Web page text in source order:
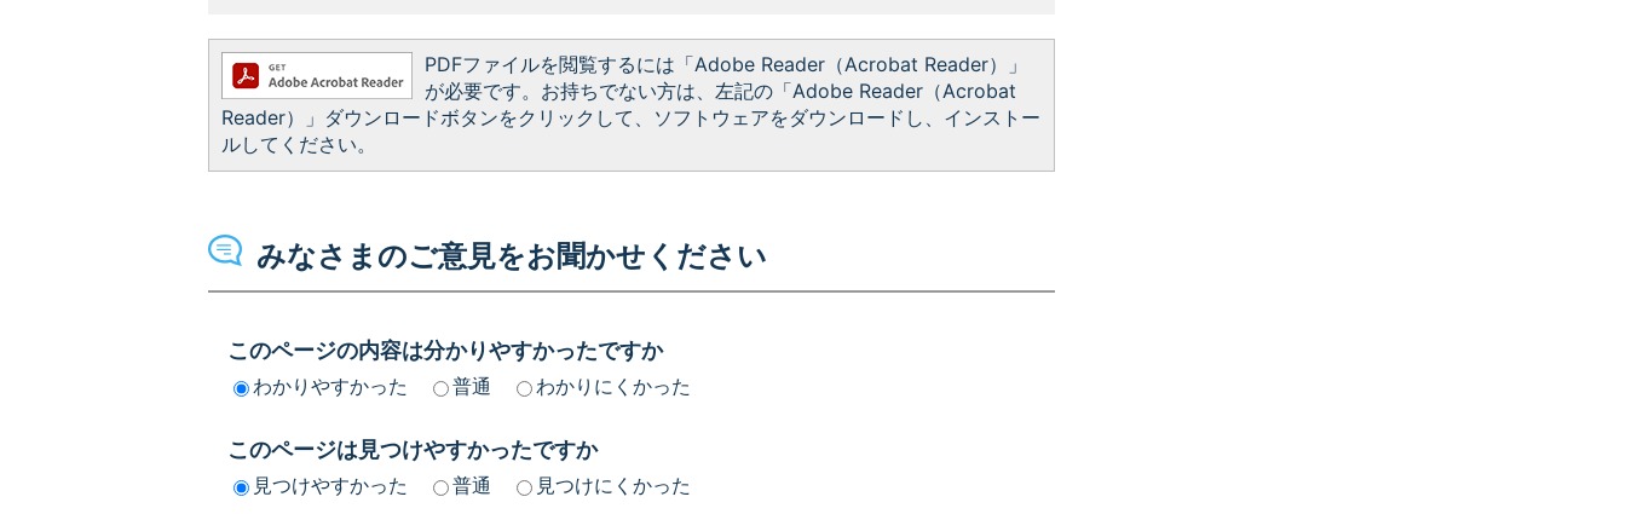
PDFファイルを閲覧するには「Adobe Reader（Acrobat Reader）」
が必要です。お持ちでない方は、左記の「Adobe Reader（Acrobat
Reader）」ダウンロードボタンをクリックして、ソフトウェアをダウンロードし、インストー
ルしてください。
みなさまのご意見をお聞かせください
このページの内容は分かりやすかったですか
わかりやすかった 普通 わかりにくかった
このページは見つけやすかったですか
見つけやすかった 普通 見つけにくかった